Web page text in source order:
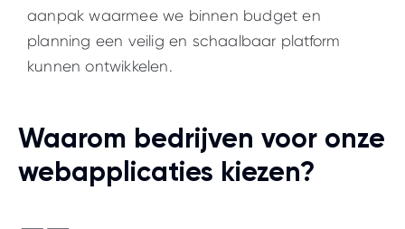
aanpak waarmee we binnen budget en
planning een veilig en schaalbaar platform
kunnen ontwikkelen.
Waarom bedrijven voor onze
webapplicaties kiezen?